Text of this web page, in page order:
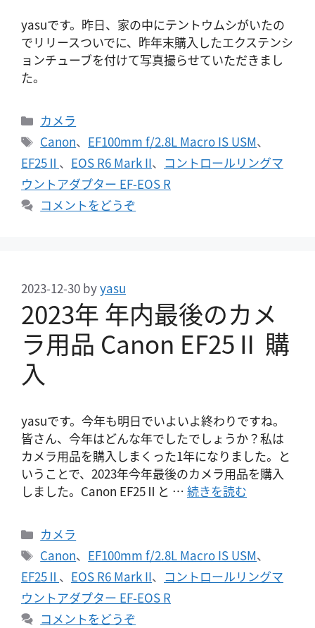
yasuです。昨日、家の中にテントウムシがいたの
でリリースついでに、昨年末購入したエクステンシ
ョンチューブを付けて写真撮らせていただきまし
た。
カ
テ
ゴ
リ
ー
カメラ
タ
グ
Canon、 EF100mm f/2.8L Macro IS USM、
EF25Ⅱ 、 EOS R6 Mark II、 コントロールリングマ
ウントアダプター EF-EOS R
コメントをどうぞ
2023年 年内最後のカメ
ラ用品 Canon EF25Ⅱ 購
入
2023-12-30 byyasu
yasuです。今年も明日でいよいよ終わりですね。
皆さん、今年はどんな年でしたでしょうか？私は
カメラ用品を購入しまくった1年になりました。と
いうことで、2023年今年最後のカメラ用品を購入
しました。Canon EF25Ⅱと … 続きを読む
カ
テ
ゴ
リ
ー
カメラ
タ
グ
Canon、 EF100mm f/2.8L Macro IS USM、
EF25Ⅱ 、 EOS R6 Mark II、 コントロールリングマ
ウントアダプター EF-EOS R
コメントをどうぞ